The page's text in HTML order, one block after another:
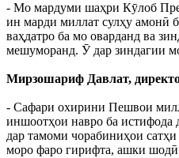
- Мо мардуми шаҳри Кӯлоб
ин марди миллат сулҳу амонӣ
ваҳдатро ба мо оварданд ва
мешуморанд. Ӯ дар зиндагии
Мирзошариф Давлат,
- Сафари охирини Пешвои
иншоотҳои навро ба истифода
дар тамоми чорабиниҳои
моро фаро гирифта, ашки шодӣ